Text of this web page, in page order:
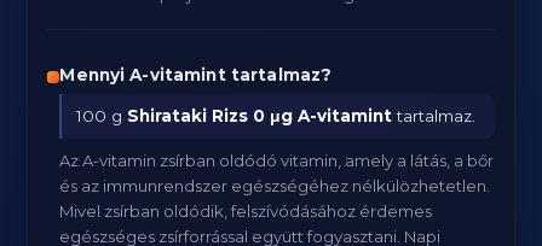
Mennyi A-vitamint tartalmaz?
100 g Shirataki Rizs 0 μg A-vitaminttartalmaz.
Az A-vitamin zsírban oldódó vitamin, amely a látás, a bőr
és az immunrendszer egészségéhez nélkülözhetetlen.
Mivel zsírban oldódik, felszívódásához érdemes
egészséges zsírforrással együtt fogyasztani. Napi